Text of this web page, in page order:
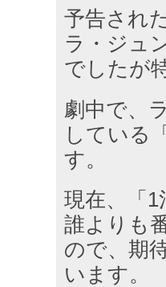
予告され
ラ・ジュ
でしたが
劇中で、
している
す。
現在、「1
誰よりも
ので、期
います。